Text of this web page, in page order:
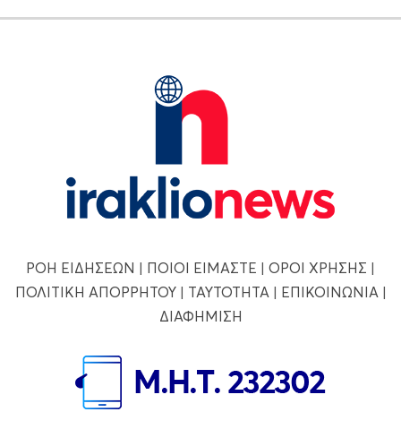
ΡΟΗ ΕΙΔΗΣΕΩΝ | ΠΟΙΟΙ ΕΙΜΑΣΤΕ | ΟΡΟΙ ΧΡΗΣΗΣ |
ΠΟΛΙΤΙΚΗ ΑΠΟΡΡΗΤΟΥ| ΤΑΥΤΟΤΗΤΑ | ΕΠΙΚΟΙΝΩΝΙΑ |
ΔΙΑΦΗΜΙΣΗ